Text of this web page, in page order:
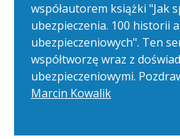
współautorem książki "Jak
ubezpieczenia. 100 historii
ubezpieczeniowych". Ten
współtworzę wraz z
ubezpieczeniowymi.
Marcin Kowalik